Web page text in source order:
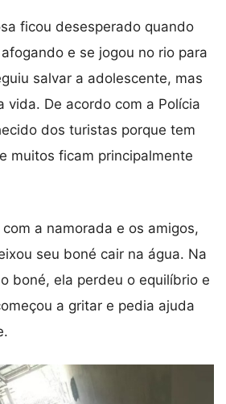
ficou desesperado quando
e se jogou no rio para
salvar a adolescente, mas
vida. De acordo com a Polícia
dos turistas porque tem
muitos ficam principalmente
a namorada e os amigos,
seu boné cair na água. Na
boné, ela perdeu o equilíbrio e
a gritar e pedia ajuda